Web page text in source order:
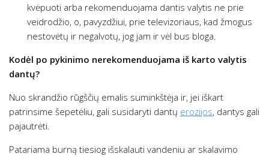
kvėpuoti arba rekomenduojama dantis valytis ne prie
veidrodžio, o, pavyzdžiui, prie televizoriaus, kad žmogus
nestovėtų ir negalvotų, jog jam ir vėl bus bloga.
Kodėl po pykinimo nerekomenduojama iš karto valytis
dantų?
Nuo skrandžio rūgščių emalis suminkštėja ir, jei iškart
patrinsime šepetėliu, gali susidaryti dantų erozijos, dantys gali
pajautrėti.
Patariama burną tiesiog išskalauti vandeniu ar skalavimo